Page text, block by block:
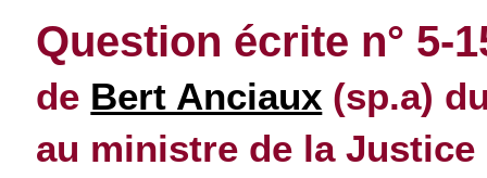
Question écrite n° 5-
de Bert Anciaux (sp.a)
au ministre de la Justice